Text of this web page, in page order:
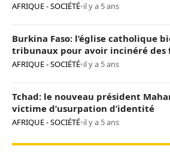
AFRIQUE - SOCIÉTÉ•il y a 5 ans
Burkina Faso: l’église catholique
tribunaux pour avoir incinéré des
AFRIQUE - SOCIÉTÉ•il y a 5 ans
Tchad: le nouveau président
victime d’usurpation d’identité
AFRIQUE - SOCIÉTÉ•il y a 5 ans